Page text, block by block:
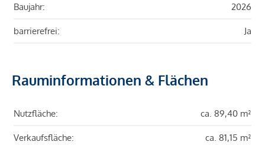
Baujahr: 2026
barrierefrei: Ja
Rauminformationen & Flächen
Nutzfläche: ca. 89,40 m²
Verkaufsfläche: ca. 81,15 m²